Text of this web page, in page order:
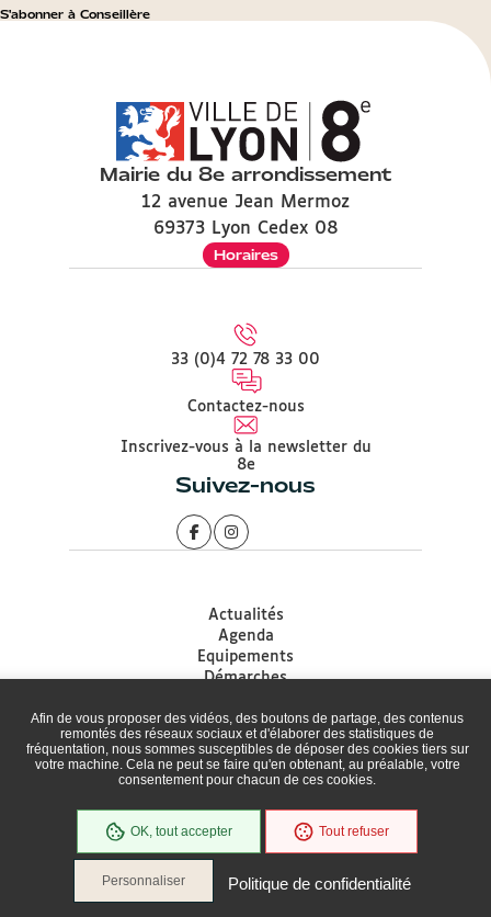
Afin de vous proposer des vidéos, des boutons de partage, des contenus
remontés des réseaux sociaux et d'élaborer des statistiques de
fréquentation, nous sommes susceptibles de déposer des cookies tiers sur
votre machine. Cela ne peut se faire qu'en obtenant, au préalable, votre
consentement pour chacun de ces cookies.
OK, tout accepter Tout refuser
Personnaliser Politique de confidentialité
S'abonner à Conseillère
Mairie du 8e arrondissement
12 avenue Jean Mermoz
69373 Lyon Cedex 08
Horaires
33 (0)4 72 78 33 00
Contactez-nous
Inscrivez-vous à la newsletter du
8e
Suivez-nous
Actualités
Agenda
Equipements
Démarches
Accessibilité
Plan du site
Mentions légales
Protection des données
Cookies